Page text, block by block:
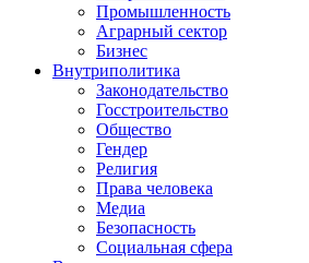
Промышленность
Аграрный сектор
Бизнес
Внутриполитика
Законодательство
Госстроительство
Общество
Гендер
Религия
Права человека
Медиа
Безопасность
Социальная сфера